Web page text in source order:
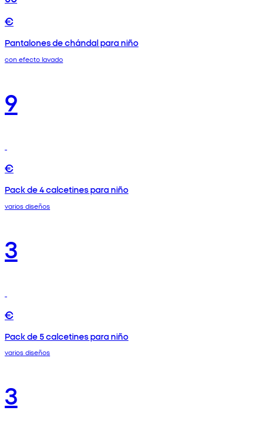
€
Pantalones de chándal para niño
con efecto lavado
9
€
Pack de 4 calcetines para niño
varios diseños
3
€
Pack de 5 calcetines para niño
varios diseños
3